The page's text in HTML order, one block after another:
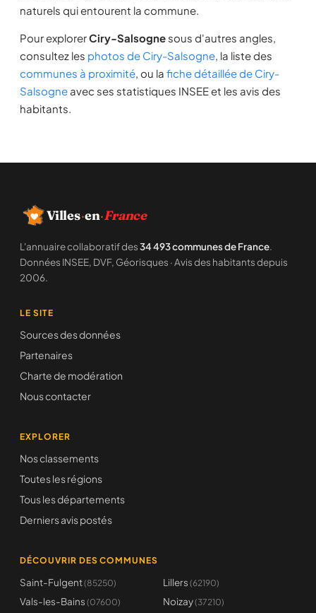
naturels qui entourent la commune.
Pour explorerCiry-Salsogne sous d'autres angles,
consultez les photos de Ciry-Salsogne, la liste des
communes à proximité, ou la fiche détaillée de Ciry-
Salsogne avec ses statistiques INSEE et les avis des
habitants.
Villes·en·France
L'annuaire collaboratif des34 493 communes de France.
Données INSEE, DVF, Géorisques · Avis des habitants depuis
2006.
LE SITE
Sources des données
Partenaires
Charte de modération
Nous contacter
EXPLORER
Nos classements
Toutes les régions
Tous les départements
Derniers avis postés
DÉCOUVRIR DES COMMUNES
Saint-Fulgent(85250) Lillers (62190)
Vals-les-Bains (07600) Noizay(37210)